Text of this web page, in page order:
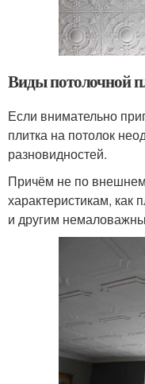
Виды потолочной
Если внимательно
плитка на потолок
разновидностей.
Причём не по
характеристикам, как
и другим